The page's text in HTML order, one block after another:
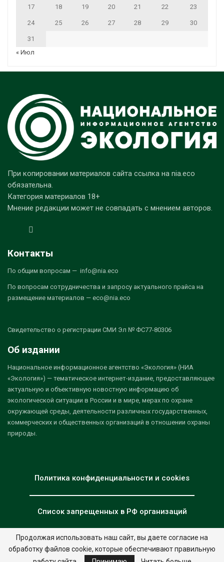
17 18 19 20 21 22 23
24 25 26 27 28 29 30
31
« Июл
При копировании материалов сайта ссылка на nia.eco
обязательна.
Категория материалов 18+
Мнение редакции может не совпадать с мнением авторов.
Контакты
По общим вопросам — info@nia.eco
По вопросам сотрудничества и запросу актуального прайса на
размещение материалов — eco@nia.eco
Свидетельство о регистрации СМИ Эл № ФС77-80306
Об издании
Национальное информационное агентство «Экология» (НИА
«Экология») — тематическое интернет-издание, предоставляющее
актуальную и объективную новостную информацию об
экологической ситуации в России и в мире, мерах по охране
окружающей среды, деятельности различных государственных,
коммерческих и общественных организаций в отношении охраны
природы.
Политика конфиденциальности и cookies
Список запрещенных в РФ организаций
© 2026 - НИА "Экология". Все права защищены. Дизайн:nia.eco
Продолжая использовать наш сайт, вы даете согласие на
обработку файлов cookie, которые обеспечивают правильную